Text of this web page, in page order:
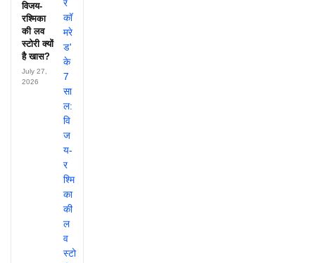
विजय-
रश्मिका
की लव
स्टोरी क्यों
है खास?
July 27,
2026